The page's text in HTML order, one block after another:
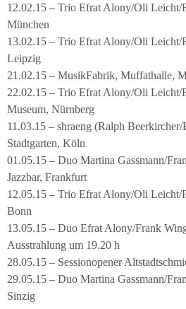
12.02.15 – Trio Efrat Alony/Oli Leicht/
München
13.02.15 – Trio Efrat Alony/Oli Leicht/
Leipzig
21.02.15 – MusikFabrik, Muffathalle,
22.02.15 – Trio Efrat Alony/Oli
Museum, Nürnberg
11.03.15 – shraeng (Ralph
Stadtgarten, Köln
01.05.15 – Duo Martina Gassmann/
Jazzbar, Frankfurt
12.05.15 – Trio Efrat Alony/Oli Leicht/
Bonn
13.05.15 – Duo Efrat Alony/Frank
Ausstrahlung um 19.20 h
28.05.15 – Sessionopener
29.05.15 – Duo Martina Gassmann/
Sinzig